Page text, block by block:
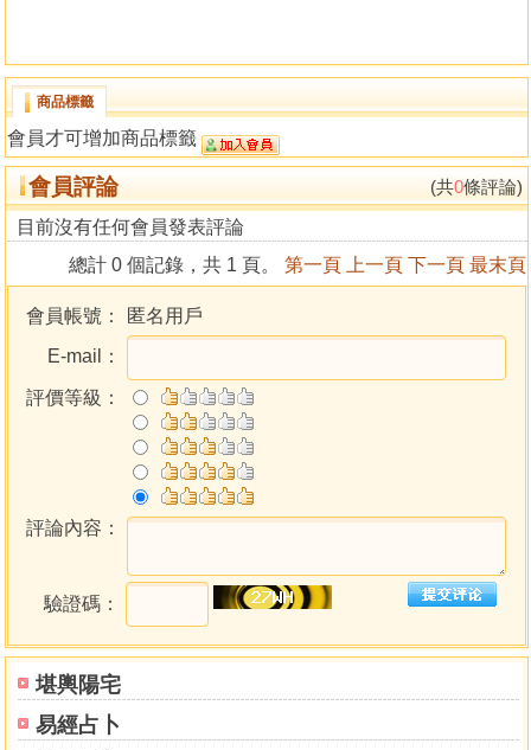
堪輿陽宅
易經占卜
商品標籤
會員才可增加商品標籤
會員評論 (共0條評論)
目前沒有任何會員發表評論
總計 0 個記錄，共 1 頁。 第一頁 上一頁 下一頁 最末頁
會員帳號：
匿名用戶
E-mail：
評價等級：
評論內容：
驗證碼：